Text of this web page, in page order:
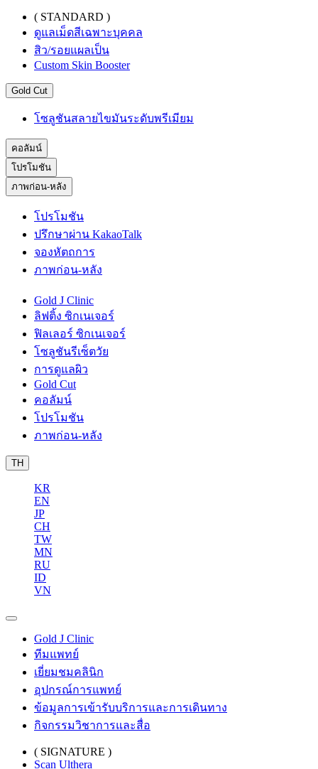
( STANDARD )
ดูแลเม็ดสีเฉพาะบุคคล
สิว/รอยแผลเป็น
Custom Skin Booster
Gold Cut
โซลูชันสลายไขมันระดับพรีเมียม
คอลัมน์
โปรโมชัน
ภาพก่อน-หลัง
โปรโมชัน
ปรึกษาผ่าน KakaoTalk
จองหัตถการ
ภาพก่อน-หลัง
Gold J Clinic
ลิฟติ้ง ซิกเนเจอร์
ฟิลเลอร์ ซิกเนเจอร์
โซลูชันรีเซ็ตวัย
การดูแลผิว
Gold Cut
คอลัมน์
โปรโมชัน
ภาพก่อน-หลัง
TH
KR
EN
JP
CH
TW
MN
RU
ID
VN
Gold J Clinic
ทีมแพทย์
เยี่ยมชมคลินิก
อุปกรณ์การแพทย์
ข้อมูลการเข้ารับบริการและการเดินทาง
กิจกรรมวิชาการและสื่อ
( SIGNATURE )
Scan Ulthera